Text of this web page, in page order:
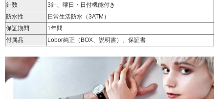
針数
3針、曜日・日付機能付き
防水性
日常生活防水（3ATM）
保証期間
1年間
付属品
Lobor純正（BOX、説明書）、保証書